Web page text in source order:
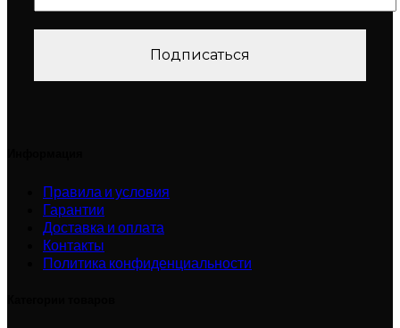
Правила и условия
Гарантии
Доставка и оплата
Контакты
Политика конфиденциальности